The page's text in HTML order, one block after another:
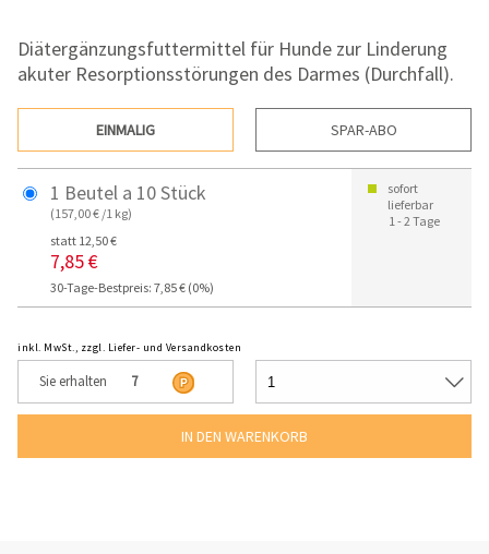
Diätergänzungsfuttermittel für Hunde zur Linderung
akuter Resorptionsstörungen des Darmes (Durchfall).
EINMALIG SPAR-ABO
1 Beutel a 10 Stück
(157,00 € /1 kg)
statt 12,50 €
7,85 €
30-Tage-Bestpreis: 7,85 € (0%)
sofort
lieferbar
1 - 2 Tage
inkl. MwSt., zzgl. Liefer- und Versandkosten
Sie erhalten 7